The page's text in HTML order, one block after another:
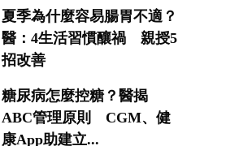
夏季為什麼容易腸胃不適？
醫：4生活習慣釀禍 親授5
招改善
糖尿病怎麼控糖？醫揭
ABC管理原則 CGM、健
康App助建立...